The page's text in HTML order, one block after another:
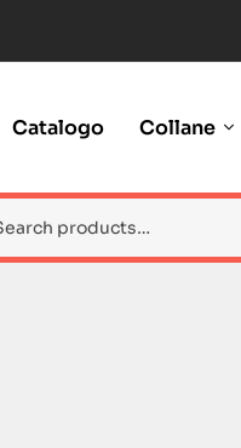
Catalogo Collane